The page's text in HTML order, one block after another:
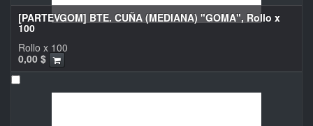
[PARTEVGOM] BTE. CUÑA (MEDIANA) "GOMA", Rollo x
100
0,00 $
Rollo x 100